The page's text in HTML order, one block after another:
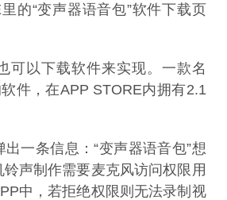
的“变声器语音包”软件下载页
可以下载软件来实现。一款名
件，在APP STORE内拥有2.1
一条信息：“变声器语音包”想
声制作需要麦克风访问权限用
中，若拒绝权限则无法录制视